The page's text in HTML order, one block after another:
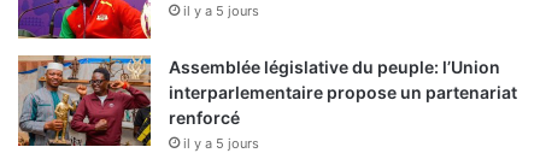
il y a 5 jours
Assemblée législative du peuple: l’Union
interparlementaire propose un partenariat
renforcé
il y a 5 jours